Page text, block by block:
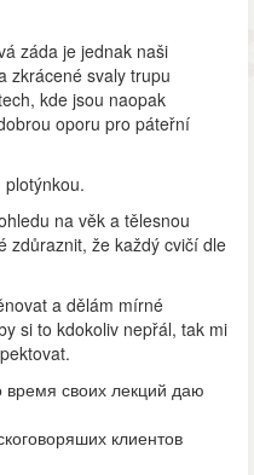
záda je jednak naši
zkrácené svaly trupu
kde jsou naopak
oporu pro páteřní
na věk a tělesnou
zdůraznit, že každý cvičí dle
a dělám mírné
si to kdokoliv nepřál, tak mi
время своих лекций даю
клиентов